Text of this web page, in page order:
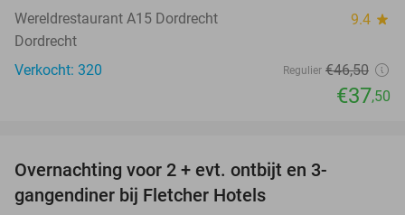
Wereldrestaurant A15 Dordrecht 9.4 star
Dordrecht
Verkocht: 320
Regulier €46,50
€37,50
Overnachting voor 2 + evt. ontbijt en 3-
gangendiner bij Fletcher Hotels